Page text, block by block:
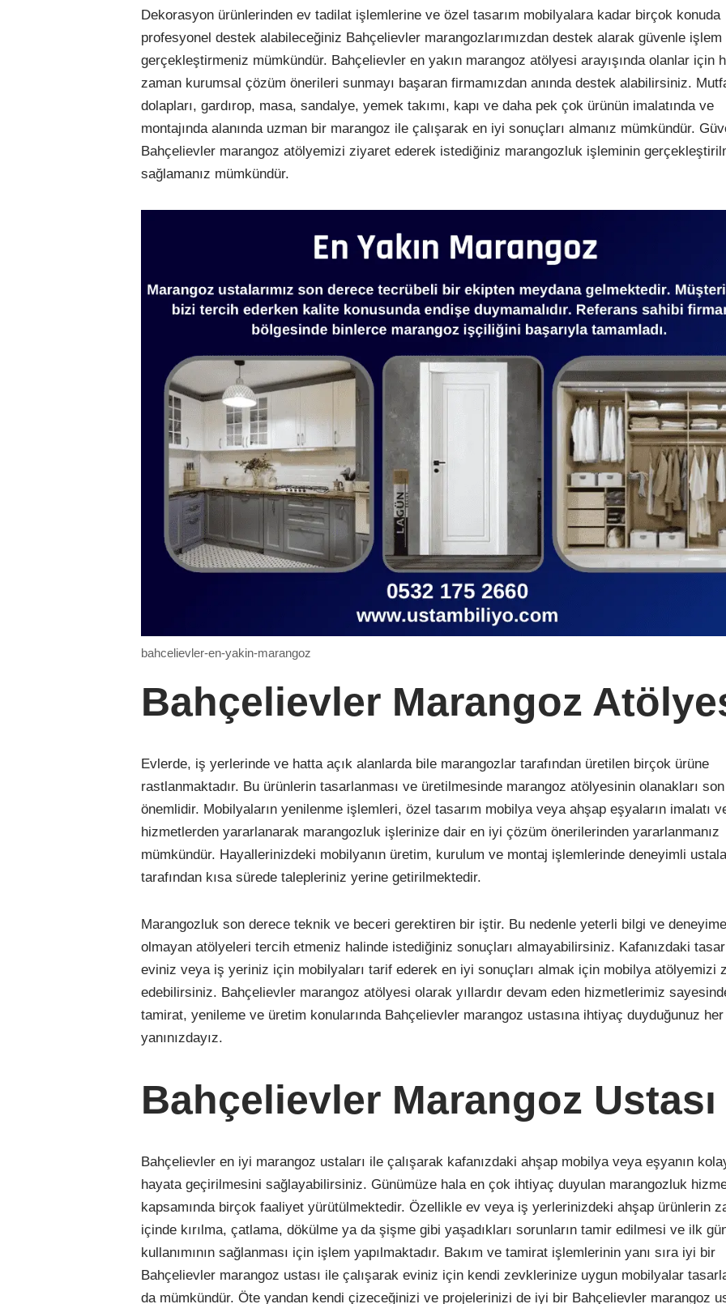
Dekorasyon ürünlerinden ev tadilat işlemlerine ve özel tasarım mobilyalara kadar birçok konuda
profesyonel destek alabileceğiniz Bahçelievler marangozlarımızdan destek alarak güvenle işlem
gerçekleştirmeniz mümkündür. Bahçelievler en yakın marangoz atölyesi arayışında olanlar için
zaman kurumsal çözüm önerileri sunmayı başaran firmamızdan anında destek alabilirsiniz.
dolapları, gardırop, masa, sandalye, yemek takımı, kapı ve daha pek çok ürünün imalatında ve
montajında alanında uzman bir marangoz ile çalışarak en iyi sonuçları almanız mümkündür.
Bahçelievler marangoz atölyemizi ziyaret ederek istediğiniz marangozluk işleminin
sağlamanız mümkündür.
bahcelievler-en-yakin-marangoz
Bahçelievler Marangoz
Evlerde, iş yerlerinde ve hatta açık alanlarda bile marangozlar tarafından üretilen birçok ürüne
rastlanmaktadır. Bu ürünlerin tasarlanması ve üretilmesinde marangoz atölyesinin olanakları
önemlidir. Mobilyaların yenilenme işlemleri, özel tasarım mobilya veya ahşap eşyaların imalatı
hizmetlerden yararlanarak marangozluk işlerinize dair en iyi çözüm önerilerinden yararlanmanız
mümkündür. Hayallerinizdeki mobilyanın üretim, kurulum ve montaj işlemlerinde deneyimli
tarafından kısa sürede talepleriniz yerine getirilmektedir.
Marangozluk son derece teknik ve beceri gerektiren bir iştir. Bu nedenle yeterli bilgi ve
olmayan atölyeleri tercih etmeniz halinde istediğiniz sonuçları almayabilirsiniz. Kafanızdaki
eviniz veya iş yeriniz için mobilyaları tarif ederek en iyi sonuçları almak için mobilya atölyemizi
edebilirsiniz. Bahçelievler marangoz atölyesi olarak yıllardır devam eden hizmetlerimiz
tamirat, yenileme ve üretim konularında Bahçelievler marangoz ustasına ihtiyaç duyduğunuz
yanınızdayız.
Bahçelievler Marangoz Ustası
Bahçelievler en iyi marangoz ustaları ile çalışarak kafanızdaki ahşap mobilya veya eşyanın
hayata geçirilmesini sağlayabilirsiniz. Günümüze hala en çok ihtiyaç duyulan marangozluk
kapsamında birçok faaliyet yürütülmektedir. Özellikle ev veya iş yerlerinizdeki ahşap ürünlerin
içinde kırılma, çatlama, dökülme ya da şişme gibi yaşadıkları sorunların tamir edilmesi ve ilk
kullanımının sağlanması için işlem yapılmaktadır. Bakım ve tamirat işlemlerinin yanı sıra iyi bir
Bahçelievler marangoz ustası ile çalışarak eviniz için kendi zevklerinize uygun mobilyalar
da mümkündür. Öte yandan kendi çizeceğinizi ve projelerinizi de iyi bir Bahçelievler marangoz